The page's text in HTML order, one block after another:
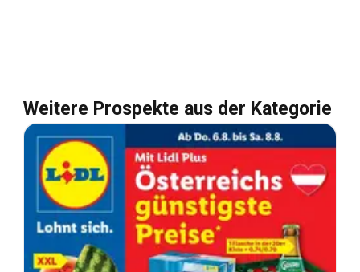
Weitere Prospekte aus der Kategorie